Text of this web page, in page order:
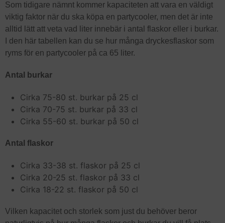
Som tidigare nämnt kommer kapaciteten att vara en väldigt
viktig faktor när du ska köpa en partycooler, men det är inte
alltid lätt att veta vad liter innebär i antal flaskor eller i burkar.
I den här tabellen kan du se hur många dryckesflaskor som
ryms för en partycooler på ca 65 liter.
Antal burkar
Cirka 75-80 st. burkar på 25 cl
Cirka 70-75 st. burkar på 33 cl
Cirka 55-60 st. burkar på 50 cl
Antal flaskor
Cirka 33-38 st. flaskor på 25 cl
Cirka 20-25 st. flaskor på 33 cl
Cirka 18-22 st. flaskor på 50 cl
Vilken kapacitet och storlek som just du behöver beror